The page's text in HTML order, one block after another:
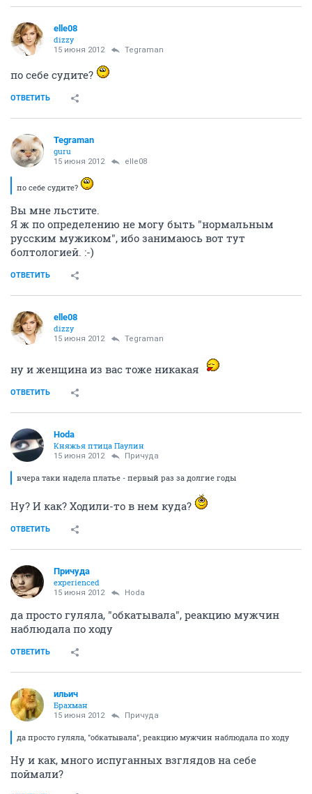
elle08
dizzy
15 июня 2012 Tegraman
по себе судите?
ОТВЕТИТЬ
Tegraman
guru
15 июня 2012 elle08
по себе судите?
Вы мне льстите.
Я ж по определению не могу быть "нормальным
русским мужиком", ибо занимаюсь вот тут
болтологией. :-)
ОТВЕТИТЬ
elle08
dizzy
15 июня 2012 Tegraman
ну и женщина из вас тоже никакая
ОТВЕТИТЬ
Hoda
Княжья птица Паулин
15 июня 2012 Причуда
вчера таки надела платье - первый раз за долгие годы
Ну? И как? Ходили-то в нем куда?
ОТВЕТИТЬ
Причуда
experienced
15 июня 2012 Hoda
да просто гуляла, "обкатывала", реакцию мужчин
наблюдала по ходу
ОТВЕТИТЬ
ильич
Брахман
15 июня 2012 Причуда
да просто гуляла, "обкатывала", реакцию мужчин наблюдала по ходу
Ну и как, много испуганных взглядов на себе
поймали?